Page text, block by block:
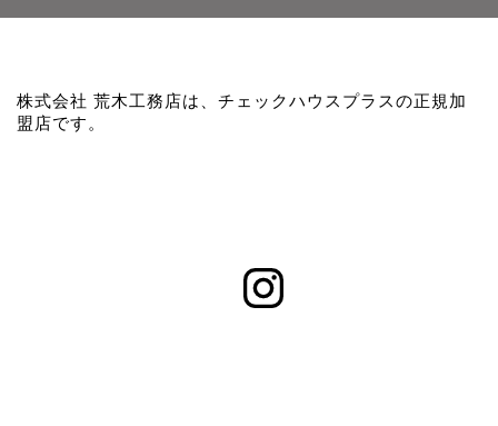
株式会社 荒木工務店は、チェックハウスプラスの正規加
盟店です。